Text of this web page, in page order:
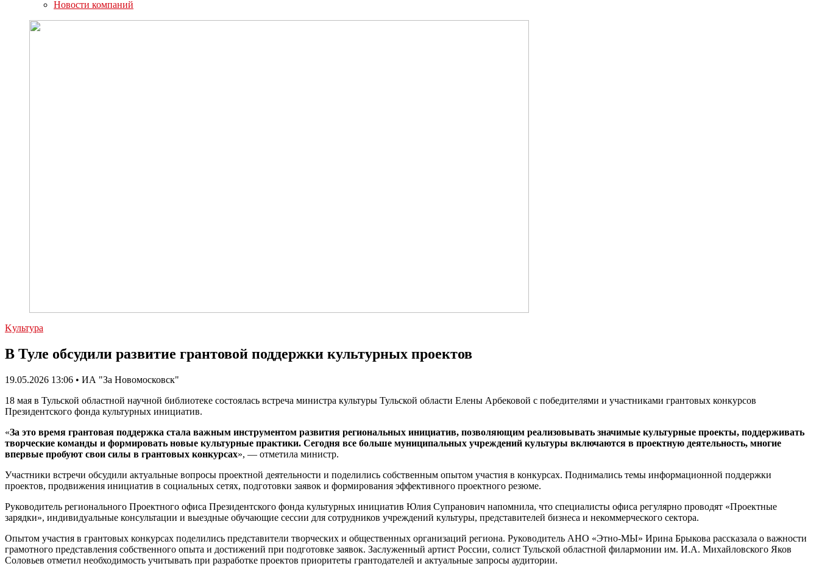
Новости компаний
Kультура
В Туле обсудили развитие грантовой поддержки культурных проектов
19.05.2026 13:06 • ИА "За Новомосковск"
18 мая в Тульской областной научной библиотеке состоялась встреча министра культуры Тульской области Елены Арбековой с победителями и участниками грантовых конкурсов
Президентского фонда культурных инициатив.
«За это время грантовая поддержка стала важным инструментом развития региональных инициатив, позволяющим реализовывать значимые культурные проекты, поддерживать
творческие команды и формировать новые культурные практики. Сегодня все больше муниципальных учреждений культуры включаются в проектную деятельность, многие
впервые пробуют свои силы в грантовых конкурсах», — отметила министр.
Участники встречи обсудили актуальные вопросы проектной деятельности и поделились собственным опытом участия в конкурсах. Поднимались темы информационной поддержки
проектов, продвижения инициатив в социальных сетях, подготовки заявок и формирования эффективного проектного резюме.
Руководитель регионального Проектного офиса Президентского фонда культурных инициатив Юлия Супранович напомнила, что специалисты офиса регулярно проводят «Проектные
зарядки», индивидуальные консультации и выездные обучающие сессии для сотрудников учреждений культуры, представителей бизнеса и некоммерческого сектора.
Опытом участия в грантовых конкурсах поделились представители творческих и общественных организаций региона. Руководитель АНО «Этно-МЫ» Ирина Брыкова рассказала о важности
грамотного представления собственного опыта и достижений при подготовке заявок. Заслуженный артист России, солист Тульской областной филармонии им. И.А. Михайловского Яков
Соловьев отметил необходимость учитывать при разработке проектов приоритеты грантодателей и актуальные запросы аудитории.